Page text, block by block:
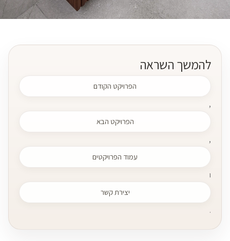
להמשך השראה
הפרויקט הקודם
,
הפרויקט הבא
,
עמוד הפרויקטים
ו
יצירת קשר
.